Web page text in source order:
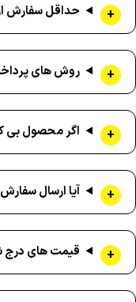
حداقل سفارش
روش های
اگر محصول بی
آیا ارسال
قیمت های درج